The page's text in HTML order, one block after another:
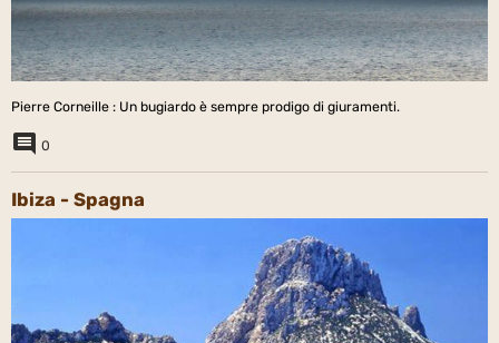
Pierre Corneille : Un bugiardo è sempre prodigo di giuramenti.
0
Ibiza - Spagna